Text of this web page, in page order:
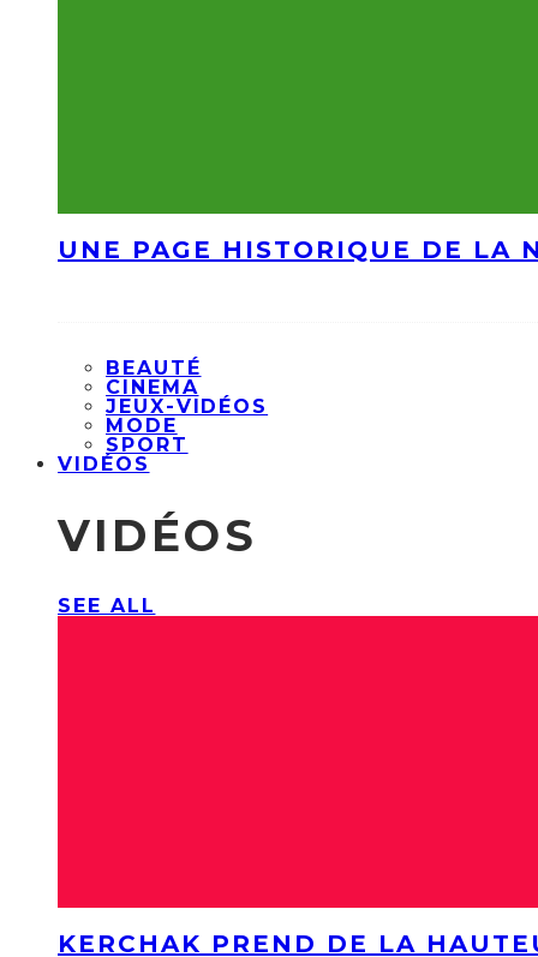
UNE PAGE HISTORIQUE DE LA
BEAUTÉ
CINEMA
JEUX-VIDÉOS
MODE
SPORT
VIDÉOS
VIDÉOS
SEE ALL
KERCHAK PREND DE LA